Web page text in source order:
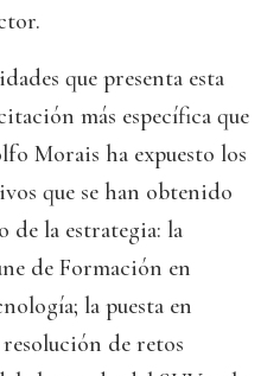
que presenta esta
más específica que
Morais ha expuesto los
que se han obtenido
de la estrategia: la
de Formación en
la puesta en
de retos